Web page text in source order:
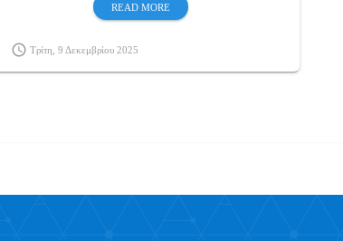
READ MORE
schedule Τρίτη, 9 Δεκεμβρίου 2025